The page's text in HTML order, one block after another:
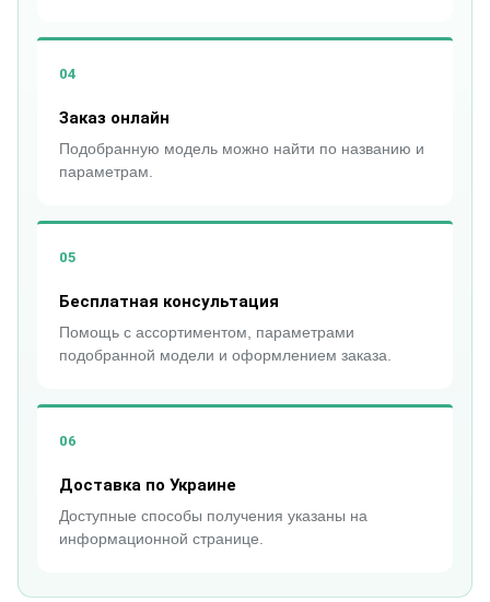
04
Заказ онлайн
Подобранную модель можно найти по названию и
параметрам.
05
Бесплатная консультация
Помощь с ассортиментом, параметрами
подобранной модели и оформлением заказа.
06
Доставка по Украине
Доступные способы получения указаны на
информационной странице.